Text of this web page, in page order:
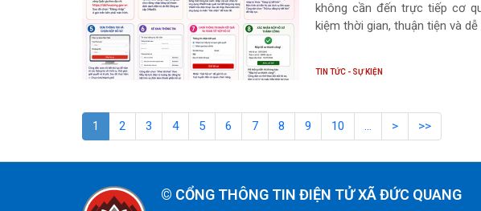
không cần đến trực tiếp cơ
kiệm thời gian, thuận tiện và
TIN TỨC - SỰ KIỆN
1 2 3 4 5 6 7 8 9 10 … > >>
© CỔNG THÔNG TIN ĐIỆN TỬ XÃ ĐỨC QUANG